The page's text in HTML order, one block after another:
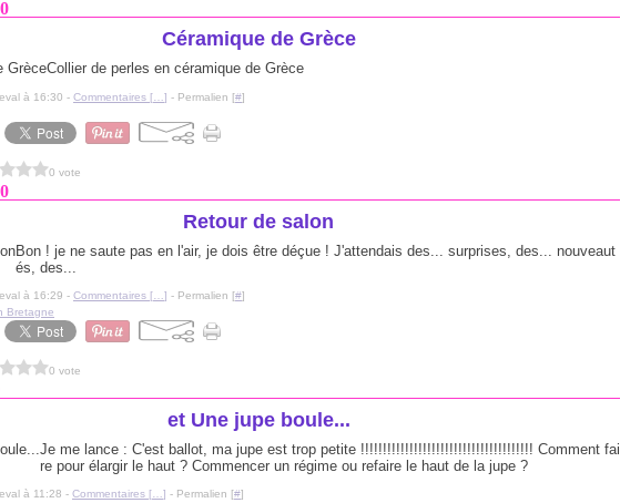
Céramique de Grèce
Collier de perles en céramique de Grèce
à 16:30 - Commentaires [ ] - Permalien [#]
0 vote
Retour de salon
Bon ! je ne saute pas en l'air, je dois être déçue ! J'attendais des... surprises, des... nouveaut
és, des...
à 16:29 - Commentaires [ ] - Permalien [#]
Bretagne
0 vote
et Une jupe boule...
Je me lance : C'est ballot, ma jupe est trop petite !!!!!!!!!!!!!!!!!!!!!!!!!!!!!!!!!!!!!!! Comment fai
re pour élargir le haut ? Commencer un régime ou refaire le haut de la jupe ?
à 11:28 - Commentaires [ ] - Permalien [#]